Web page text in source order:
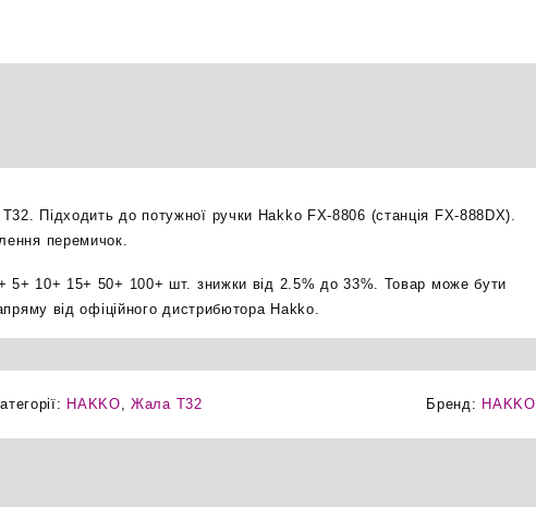
паяльне
Підходить до потужної ручки Hakko FX-8806 (станція FX-888DX).
перемичок.
5+ 10+ 15+ 50+ 100+ шт. знижки від 2.5% до 33%. Товар може бути
від офіційного дистрибютора Hakko.
HAKKO,Жала T32 Бренд: HAKKO